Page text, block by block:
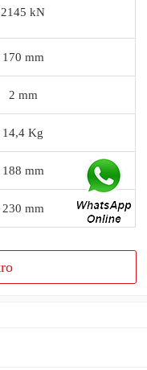
2145 kN
170 mm
2 mm
14,4 Kg
188 mm
230 mm